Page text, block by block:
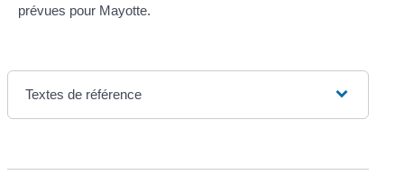
prévues pour Mayotte.
Textes de référence